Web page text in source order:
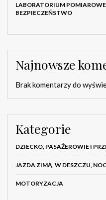
LABORATORIUM
BEZPIECZEŃSTWO
Najnowsze
Brak komentarzy do
Kategorie
DZIECKO, PASAŻEROWIE I
JAZDA ZIMĄ, W DESZCZU,
MOTORYZACJA